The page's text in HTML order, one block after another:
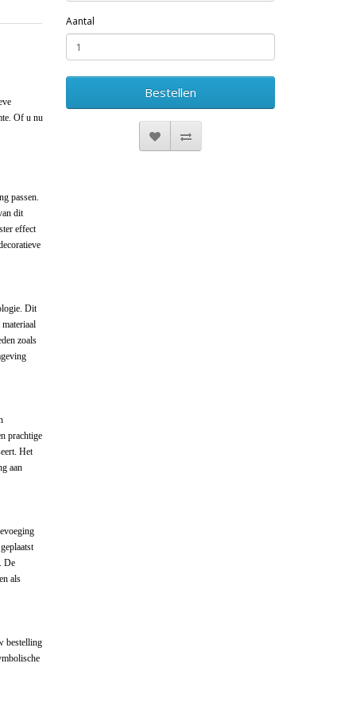
Of u nu
passen.
dit
effect
Dit
zoals
prachtige
Het
aan
De
als
bestelling
Aantal
Bestellen